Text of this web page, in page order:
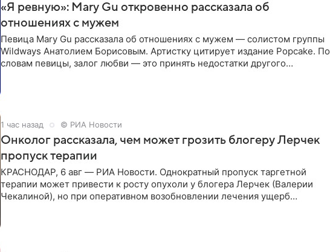
«Я ревную»: Mary Gu откровенно рассказала об
отношениях с мужем
Певица Mary Gu рассказала об отношениях с мужем — солистом группы
Wildways Анатолием Борисовым. Артистку цитирует издание Popcake. По
словам певицы, залог любви — это принять недостатки другого
1 час назад © РИА Новости
Онколог рассказала, чем может грозить блогеру Лерчек
пропуск терапии
КРАСНОДАР, 6 авг — РИА Новости. Однократный пропуск таргетной
терапии может привести к росту опухоли у блогера Лерчек (Валерии
Чекалиной), но при оперативном возобновлении лечения ущерб